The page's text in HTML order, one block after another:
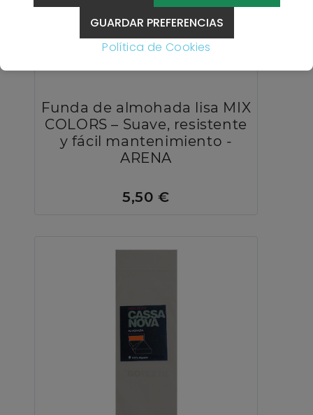
GUARDAR PREFERENCIAS
Política de Cookies
Funda de almohada lisa MIX
COLORS – Suave, resistente
y fácil mantenimiento -
ARENA
5,50 €